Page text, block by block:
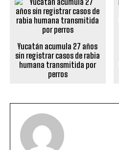
Yucatán acumula 27 años
sin registrar casos de rabia
humana transmitida por
perros